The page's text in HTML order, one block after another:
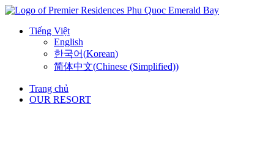
Skip
contentTiếng Việt
English
한국어(Korean)
简体中文(Chinese (Simplified))
Trang chủ
OUR RESORT